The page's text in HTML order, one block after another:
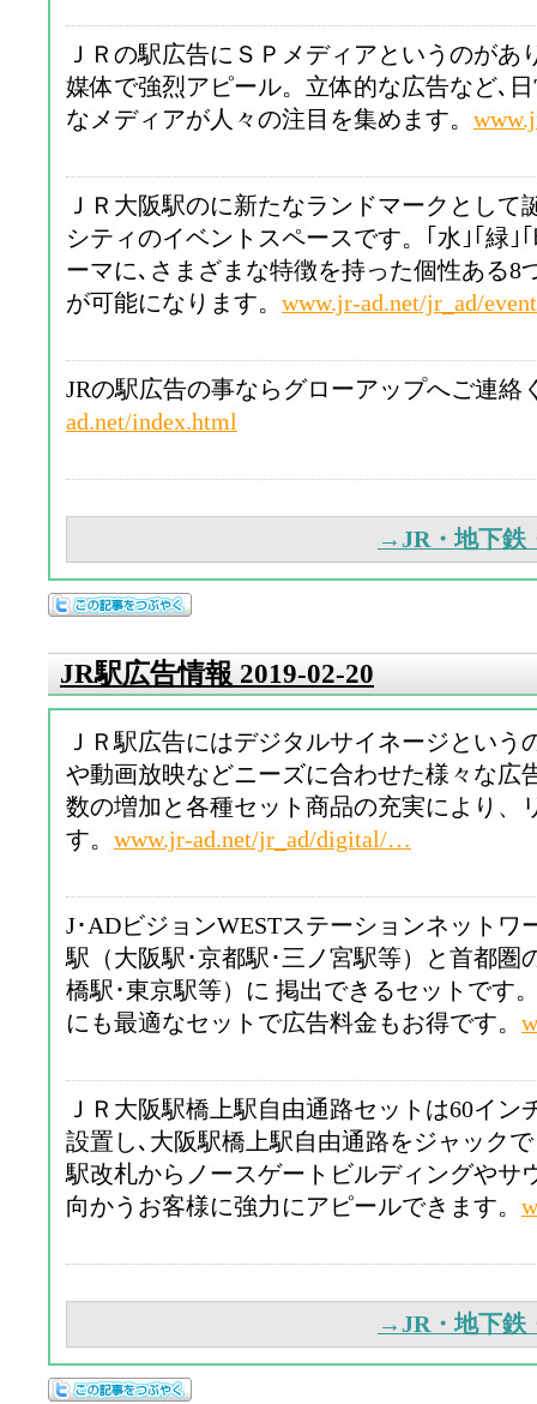
ＪＲの駅広告にＳＰメディアというのがあ
媒体で強烈アピール。立体的な広告など､
なメディアが人々の注目を集めます。
ＪＲ大阪駅のに新たなランドマークとして
シティのイベントスペースです。｢水｣｢緑｣
ーマに､さまざまな特徴を持った個性ある8
が可能になります。 www.jr-ad.net/jr_ad/
JRの駅広告の事ならグローアップへご連絡
ad.net/index.html
→JR・地下鉄
JR駅広告情報 2019-02-20
ＪＲ駅広告にはデジタルサイネージという
や動画放映などニーズに合わせた様々な広
数の増加と各種セット商品の充実により、
す。 www.jr-ad.net/jr_ad/digital/…
J･ADビジョンWESTステーションネットワ
駅（大阪駅･京都駅･三ノ宮駅等）と首都圏
橋駅･東京駅等）に 掲出できるセットです
にも最適なセットで広告料金もお得です。
ＪＲ大阪駅橋上駅自由通路セットは60イン
設置し､大阪駅橋上駅自由通路をジャック
駅改札からノースゲートビルディングやサ
向かうお客様に強力にアピールできます。
→JR・地下鉄